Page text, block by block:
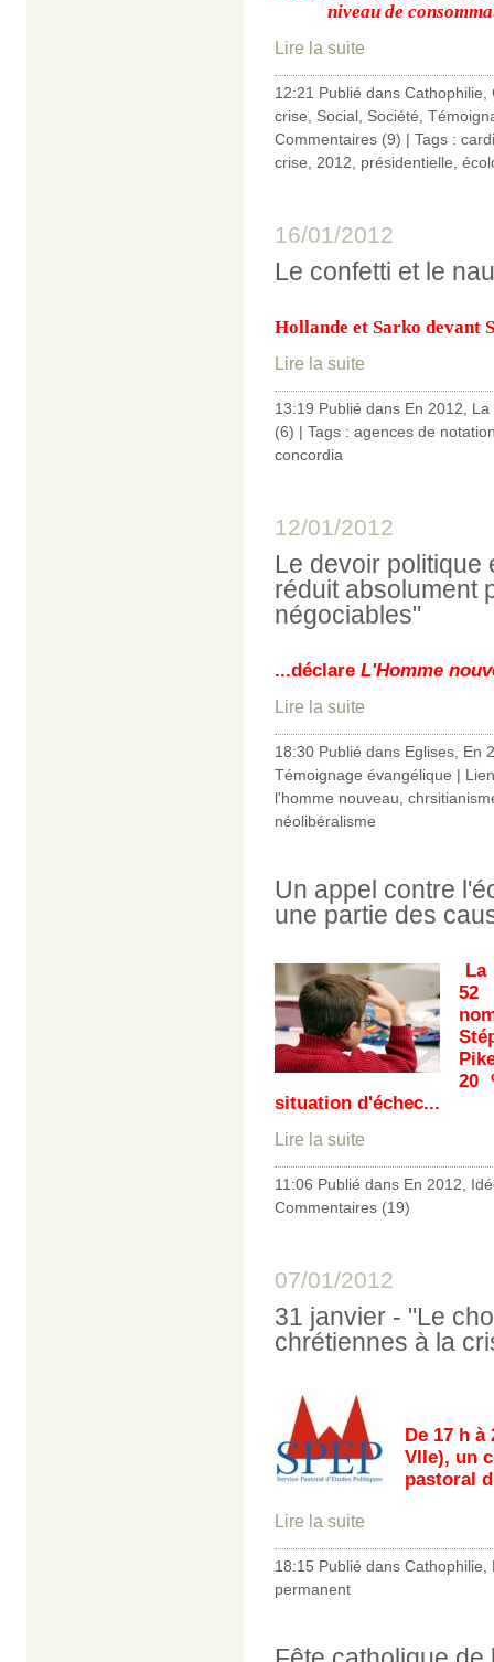
niveau de
Lire la suite
12:21 Publié dans Cathophilie,
crise, Social, Société,
Commentaires (9) | Tags :
crise, 2012, présidentielle,
16/01/2012
Le confetti et le
Hollande et Sarko devant
Lire la suite
13:19 Publié dans En 2012, La
(6) | Tags : agences de
concordia
12/01/2012
Le devoir politique
réduit absolument
négociables"
...déclare L'Homme
Lire la suite
18:30 Publié dans Eglises, En
Témoignage évangélique |
l'homme nouveau,
néolibéralisme
Un appel contre
une partie des
52
20
situation d'échec...
Lire la suite
11:06 Publié dans En 2012,
Commentaires (19)
07/01/2012
31 janvier - "Le
chrétiennes à la
De 17 h
VIIe), un
pastoral
Lire la suite
18:15 Publié dans Cathophilie
permanent